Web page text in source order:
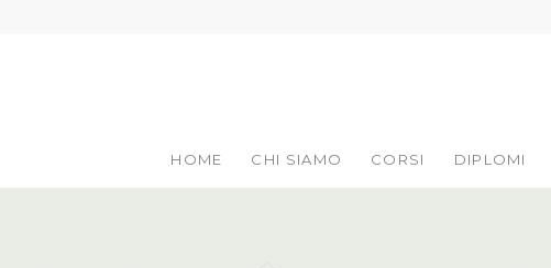
HOME CHI SIAMO CORSI DIPLOMI